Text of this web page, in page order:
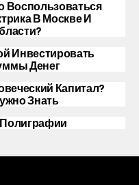
Воспользоваться
В Москве И
Инвестировать
Денег
Капитал?
Знать
Полиграфии